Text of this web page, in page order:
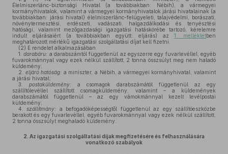
Élelmiszerlánc-biztonsági Hivatal (a továbbiakban: Nébih), a vármegyei
kormányhivatalok, valamint a vármegyei kormányhivatalok járási hivatalainak (a
továbbiakban: járási hivatal) élelmiszerlánc-felügyeleti, talajvédelmi, borászati,
növénytermesztési, erdészeti, vadászati, halgazdálkodási és tenyésztési
hatósági, valamint mezőgazdasági igazgatási hatáskörébe tartozó, kérelemre
indult eljárásaiért (a továbbiakban együtt: eljárás) az1. mellékletben
meghatározott mértékű igazgatási szolgáltatási díjat kell fizetni.
(2) E rendelet alkalmazásában
1.
darabáru: a darabszámtól függetlenül az egyszerre egy fuvarlevéllel, egyéb
fuvarokmánnyal vagy ezek nélkül szállított, 2 tonna összsúlyt meg nem haladó
küldemény;
2.
eljáró hatóság: a miniszter, a Nébih, a vármegyei kormányhivatal, valamint
a járási hivatal;
3.
postaküldemény: a csomagok darabszámától függetlenül az egy
szállítólevéllel szállított csomagküldemény, valamint – a küldemények
darabszámától függetlenül – az egy vámokmánnyal kezelt levélpostai
küldemény;
4.
szállítmány:
a befogadóképességtől függetlenül az egy szállítóeszközbe
berakott és egy fuvarlevéllel, egyéb fuvarokmánnyal vagy ezek nélkül szállított,
2 tonna összsúlyt meghaladó küldemény.
2. Az igazgatási szolgáltatási díjak megfizetésére és felhasználására
vonatkozó szabályok